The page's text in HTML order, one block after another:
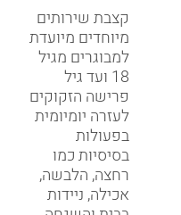
קצבת שירותים
מיוחדים מיועדת
למבוגרים מגיל
18 ועד גיל
פרישה הזקוקים
לעזרה יומיומית
בפעולות
בסיסיות כמו
רחצה, הלבשה,
אכילה, ניידות